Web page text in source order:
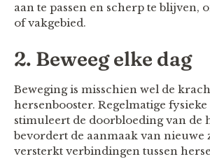
aan te passen en scherp te blijven,
of vakgebied.
2. Beweeg elke dag
Beweging is misschien wel de
hersenbooster. Regelmatige
stimuleert de doorbloeding van de
bevordert de aanmaak van nieuwe
versterkt verbindingen tussen